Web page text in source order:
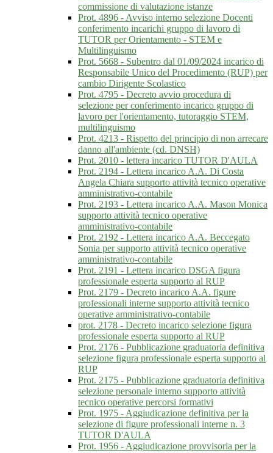
commissione di valutazione istanze
Prot. 4896 - Avviso interno selezione Docenti
conferimento incarichi gruppo di lavoro di
TUTOR per Orientamento - STEM e
Multilinguismo
Prot. 5668 - Subentro dal 01/09/2024 incarico di
Responsabile Unico del Procedimento (RUP) per
cambio Dirigente Scolastico
Prot. 4795 - Decreto avvio procedura di
selezione per conferimento incarico gruppo di
lavoro per l'orientamento, tutoraggio STEM,
multilinguismo
Prot. 4213 - Rispetto del principio di non arrecare
danno all'ambiente (cd. DNSH)
Prot. 2010 - lettera incarico TUTOR D'AULA
Prot. 2194 - Lettera incarico A.A. Di Costa
Angela Chiara supporto attività tecnico operative
amministrativo-contabile
Prot. 2193 - Lettera incarico A.A. Mason Monica
supporto attività tecnico operative
amministrativo-contabile
Prot. 2192 - Lettera incarico A.A. Beccegato
Sonia per supporto attività tecnico operative
amministrativo-contabile
Prot. 2191 - Lettera incarico DSGA figura
professionale esperta supporto al RUP
Prot. 2179 - Decreto incarico A.A. figure
professionali interne supporto attività tecnico
operative amministrativo-contabile
prot. 2178 - Decreto incarico selezione figura
professionale esperta supporto al RUP
Prot. 2176 - Pubblicazione graduatoria definitiva
selezione figura professionale esperta supporto al
RUP
Prot. 2175 - Pubblicazione graduatoria definitiva
selezione personale interno supporto attività
tecnico operative percorsi formativi
Prot. 1975 - Aggiudicazione definitiva per la
selezione di figure professionali interne n. 3
TUTOR D'AULA
Prot. 1956 - Aggiudicazione provvisoria per la